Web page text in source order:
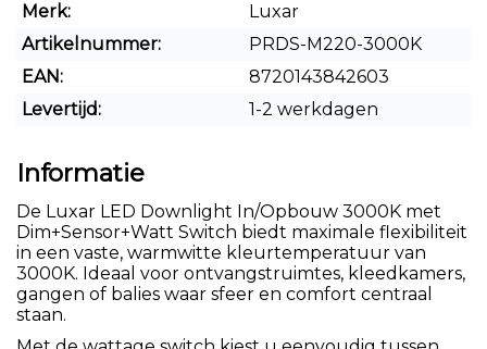
Merk:
Luxar
Artikelnummer:
PRDS-M220-3000K
EAN:
8720143842603
Levertijd:
1-2 werkdagen
Informatie
De Luxar LED Downlight In/Opbouw 3000K met
Dim+Sensor+Watt Switch biedt maximale flexibiliteit
in een vaste, warmwitte kleurtemperatuur van
3000K. Ideaal voor ontvangstruimtes, kleedkamers,
gangen of balies waar sfeer en comfort centraal
staan.